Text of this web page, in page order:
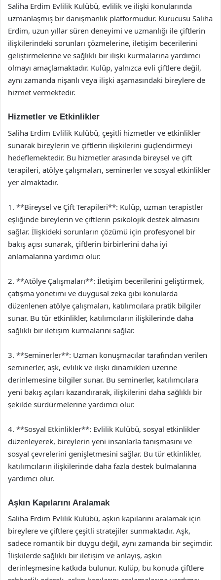
Saliha Erdim Evlilik Kulübü, evlilik ve ilişki konularında
uzmanlaşmış bir danışmanlık platformudur. Kurucusu Saliha
Erdim, uzun yıllar süren deneyimi ve uzmanlığı ile çiftlerin
ilişkilerindeki sorunları çözmelerine, iletişim becerilerini
geliştirmelerine ve sağlıklı bir ilişki kurmalarına yardımcı
olmayı amaçlamaktadır. Kulüp, yalnızca evli çiftlere değil,
aynı zamanda nişanlı veya ilişki aşamasındaki bireylere de
hizmet vermektedir.
Hizmetler ve Etkinlikler
Saliha Erdim Evlilik Kulübü, çeşitli hizmetler ve etkinlikler
sunarak bireylerin ve çiftlerin ilişkilerini güçlendirmeyi
hedeflemektedir. Bu hizmetler arasında bireysel ve çift
terapileri, atölye çalışmaları, seminerler ve sosyal etkinlikler
yer almaktadır.
1. **Bireysel ve Çift Terapileri**: Kulüp, uzman terapistler
eşliğinde bireylerin ve çiftlerin psikolojik destek almasını
sağlar. İlişkideki sorunların çözümü için profesyonel bir
bakış açısı sunarak, çiftlerin birbirlerini daha iyi
anlamalarına yardımcı olur.
2. **Atölye Çalışmaları**: İletişim becerilerini geliştirmek,
çatışma yönetimi ve duygusal zeka gibi konularda
düzenlenen atölye çalışmaları, katılımcılara pratik bilgiler
sunar. Bu tür etkinlikler, katılımcıların ilişkilerinde daha
sağlıklı bir iletişim kurmalarını sağlar.
3. **Seminerler**: Uzman konuşmacılar tarafından verilen
seminerler, aşk, evlilik ve ilişki dinamikleri üzerine
derinlemesine bilgiler sunar. Bu seminerler, katılımcılara
yeni bakış açıları kazandırarak, ilişkilerini daha sağlıklı bir
şekilde sürdürmelerine yardımcı olur.
4. **Sosyal Etkinlikler**: Evlilik Kulübü, sosyal etkinlikler
düzenleyerek, bireylerin yeni insanlarla tanışmasını ve
sosyal çevrelerini genişletmesini sağlar. Bu tür etkinlikler,
katılımcıların ilişkilerinde daha fazla destek bulmalarına
yardımcı olur.
Aşkın Kapılarını Aralamak
Saliha Erdim Evlilik Kulübü, aşkın kapılarını aralamak için
bireylere ve çiftlere çeşitli stratejiler sunmaktadır. Aşk,
sadece romantik bir duygu değil, aynı zamanda bir seçimdir.
İlişkilerde sağlıklı bir iletişim ve anlayış, aşkın
derinleşmesine katkıda bulunur. Kulüp, bu konuda çiftlere